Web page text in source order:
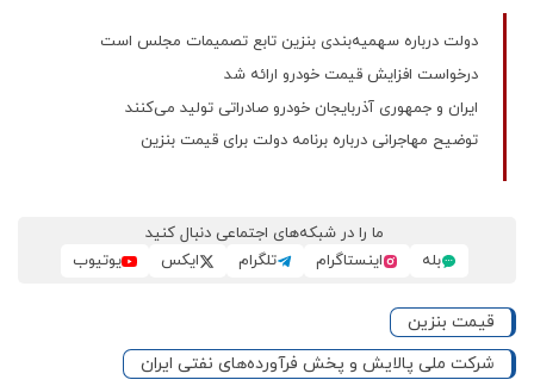
دولت درباره سهمیه‌بندی بنزین تابع تصمیمات مجلس است
درخواست افزایش قیمت خودرو ارائه شد
ایران و جمهوری آذربایجان خودرو صادراتی تولید می‌کنند
توضیح مهاجرانی درباره برنامه دولت برای قیمت بنزین
ما را در شبکه‌های اجتماعی دنبال کنید
بله
اینستاگرام تلگرام ایکس یوتیوب
قیمت بنزین
شرکت ملی پالایش و پخش فرآورده‌های نفتی ایران